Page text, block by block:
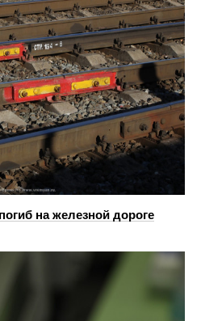
на железной дороге